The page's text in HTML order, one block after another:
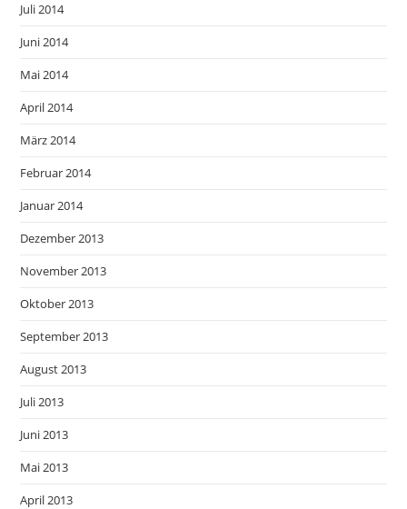
Juli 2014
Juni 2014
Mai 2014
April 2014
März 2014
Februar 2014
Januar 2014
Dezember 2013
November 2013
Oktober 2013
September 2013
August 2013
Juli 2013
Juni 2013
Mai 2013
April 2013